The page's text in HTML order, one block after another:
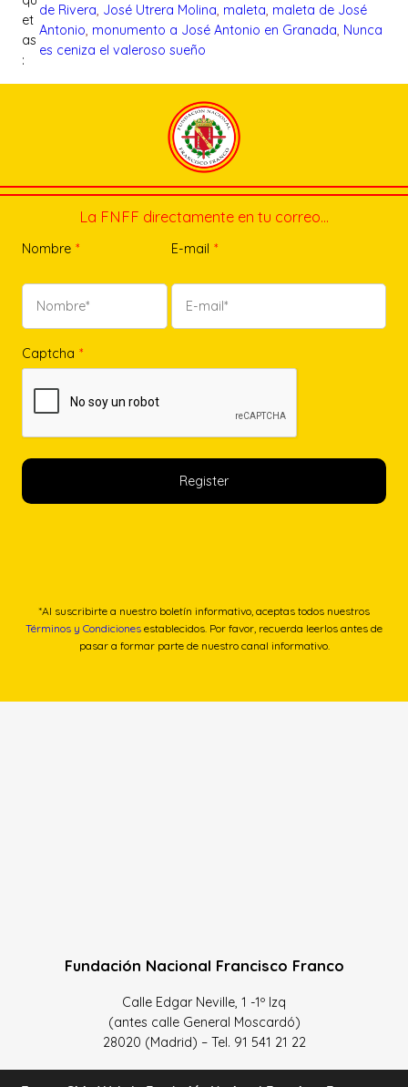
et
as
:
de Rivera, José Utrera Molina, maleta, maleta de José
Antonio, monumento a José Antonio en Granada, Nunca
es ceniza el valeroso sueño
La FNFF directamente en tu correo…
Nombre * E-mail *
Captcha *
*Al suscribirte a nuestro boletín informativo, aceptas todos nuestros
Términos y Condiciones establecidos. Por favor, recuerda leerlos antes de
pasar a formar parte de nuestro canal informativo.
Fundación Nacional Francisco Franco
Calle Edgar Neville, 1 -1º Izq
(antes calle General Moscardó)
28020 (Madrid) – Tel. 91 541 21 22